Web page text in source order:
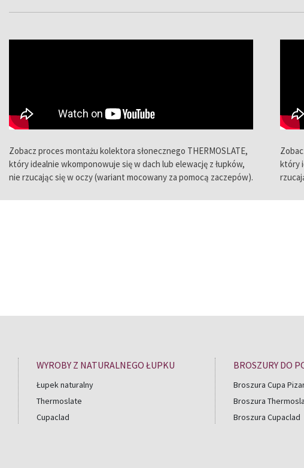
Zobacz proces montażu kolektora słonecznego THERMOSLATE,
który idealnie wkomponowuje się w dach lub elewację z łupków,
nie rzucając się w oczy (wariant mocowany za pomocą zaczepów).
który
WYROBY Z NATURALNEGO ŁUPKU
Łupek naturalny
Thermoslate
Cupaclad
BROSZURY DO
Broszura Cupa
Broszura
Broszura Cupaclad